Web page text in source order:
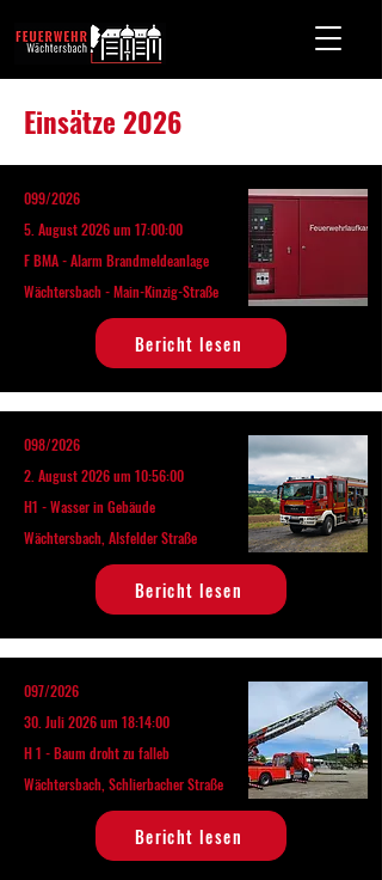
Einsätze 2026
099/2026
5. August 2026 um 17:00:00
F BMA - Alarm Brandmeldeanlage
Wächtersbach - Main-Kinzig-Straße
Bericht lesen
098/2026
2. August 2026 um 10:56:00
H1 - Wasser in Gebäude
Wächtersbach, Alsfelder Straße
Bericht lesen
097/2026
30. Juli 2026 um 18:14:00
H 1 - Baum droht zu falleb
Wächtersbach, Schlierbacher Straße
Bericht lesen